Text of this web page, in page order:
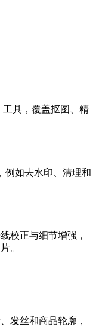
工具，覆盖抠图、精
例如去水印、清理和
校正与细节增强，
。
发丝和商品轮廓，